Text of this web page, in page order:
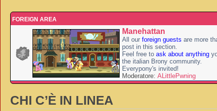
FOREIGN AREA
Manehattan
All our foreign guests are more
post in this section.
Feel free to ask about anything
the italian Brony community.
Everypony's invited!
Moderatore: ALittlePwning
CHI C’È IN LINEA